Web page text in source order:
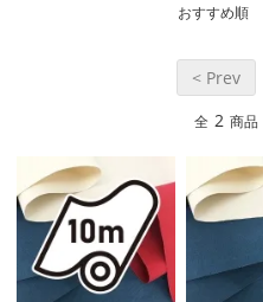
おすすめ順
< Prev
全 2 商品